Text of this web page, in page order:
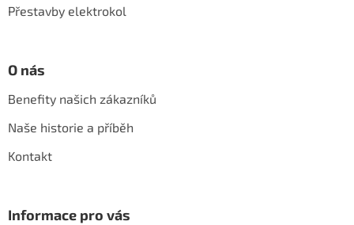
Přestavby elektrokol
O nás
Benefity našich zákazníků
Naše historie a příběh
Kontakt
Informace pro vás